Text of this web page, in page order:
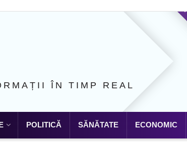
ÎN TIMP REAL
POLITICĂ SĂNĂTATE ECONOMIC